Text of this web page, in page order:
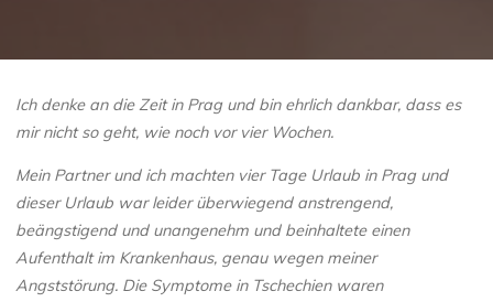
Ich denke an die Zeit in Prag und bin ehrlich dankbar, dass es
mir nicht so geht, wie noch vor vier Wochen.
Mein Partner und ich machten vier Tage Urlaub in Prag und
dieser Urlaub war leider überwiegend anstrengend,
beängstigend und unangenehm und beinhaltete einen
Aufenthalt im Krankenhaus, genau wegen meiner
Angststörung. Die Symptome in Tschechien waren